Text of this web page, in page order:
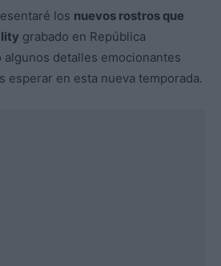
los nuevos rostros que
grabado en República
algunos detalles emocionantes
esperar en esta nueva temporada.